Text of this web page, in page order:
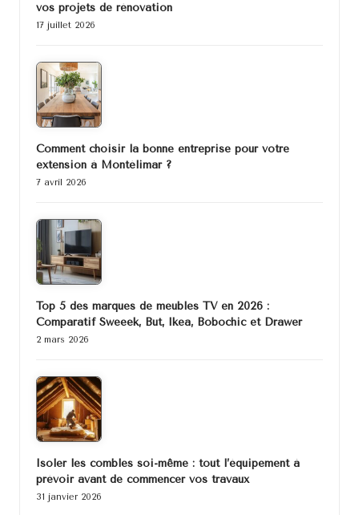
vos projets de rénovation
17 juillet 2026
Comment choisir la bonne entreprise pour votre
extension à Montélimar ?
7 avril 2026
Top 5 des marques de meubles TV en 2026 :
Comparatif Sweeek, But, Ikea, Bobochic et Drawer
2 mars 2026
Isoler les combles soi-même : tout l’équipement à
prévoir avant de commencer vos travaux
31 janvier 2026